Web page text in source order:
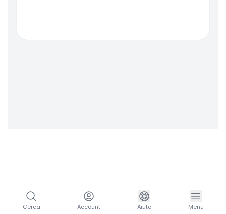
Cerca Account Aiuto Menu